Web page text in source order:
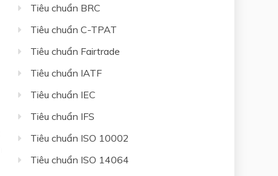
Tiêu chuẩn BRC
Tiêu chuẩn C-TPAT
Tiêu chuẩn Fairtrade
Tiêu chuẩn IATF
Tiêu chuẩn IEC
Tiêu chuẩn IFS
Tiêu chuẩn ISO 10002
Tiêu chuẩn ISO 14064